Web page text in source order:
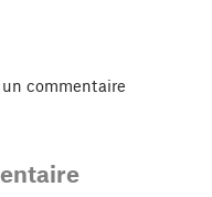
commentaire